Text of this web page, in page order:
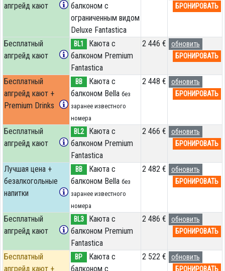
апгрейд кают
балконом c
ограниченным видом
Deluxe Fantastica
БРОНИРОВАТЬ
Бесплатный
апгрейд кают
BL1
Каюта с
балконом Premium
Fantastica
2 446 €
обновить
БРОНИРОВАТЬ
Бесплатный
апгрейд кают +
Premium Drinks
BB
Каюта с
балконом Bella без
заранее известного
номера
2 448 €
обновить
БРОНИРОВАТЬ
Бесплатный
апгрейд кают
BL2
Каюта с
балконом Premium
Fantastica
2 466 €
обновить
БРОНИРОВАТЬ
Лучшая цена +
безалкогольные
напитки
BB
Каюта с
балконом Bella без
заранее известного
номера
2 482 €
обновить
БРОНИРОВАТЬ
Бесплатный
апгрейд кают
BL3
Каюта с
балконом Premium
Fantastica
2 486 €
обновить
БРОНИРОВАТЬ
Бесплатный
апгрейд кают +
BP
Каюта с
балконом c
2 522 €
обновить
БРОНИРОВАТЬ